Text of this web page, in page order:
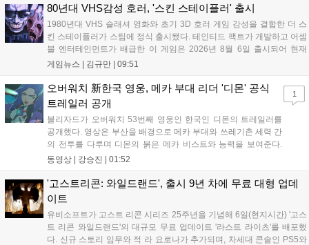
고 정령을 활용해 공동체를 성장시킬 수 있다. 따뜻한 손그림 그
래픽이 특징이며, 부담 없이 즐길 수 있는 힐링 게임으로 기대를
모으고 있다....
80년대 VHS감성 호러, '스킨 스테이플러' 출시
1980년대 VHS 슬래셔 영화와 초기 3D 호러 게임 감성을 결합한 더 스
킨 스테이플러가 스팀에 정식 출시됐다. 테인티드 팩트가 개발하고 어셈
블 엔터테인먼트가 배급한 이 게임은 2026년 8월 6일 출시되어 현재
15,000원에 판매 중이다. 캐리언 시티를 배경으로 연쇄살인 사건을 추적
통해 밀도 높은 공포를 선사한다....
게임뉴스 | 김규만 | 09:51
오버워치 新한국 영웅, 메카 부대 리더 '디몬' 공식
트레일러 공개
블리자드가 오버워치 53번째 영웅인 한국인 디몬의 트레일러를
공개했다. 영상은 부산을 배경으로 메카 부대와 쓰레기촌 세력 간
의 전투를 다루며 디몬의 붉은 메카 비스트와 능력을 보여준다.
블리자드는 7일 게임플레이 영상 공개를 시작으로 10일 시즌4 트
시할 예정이다. 향후 메카 부대와 탈론의 대립이 본격화될 전망이
다....
동영상 | 강승진 | 01:52
1
'고스트리콘: 와일드랜드', 출시 9년 차에 무료 대형 업데
이트
유비소프트가 고스트 리콘 시리즈 25주년을 기념해 6일(현지시간) '고스
트 리콘 와일드랜드'의 대규모 무료 업데이트 '라스트 라이츠'를 배포했
다. 신규 스토리 임무와 적 라 요로나가 추가되며, 차세대 콘솔인 PS5와